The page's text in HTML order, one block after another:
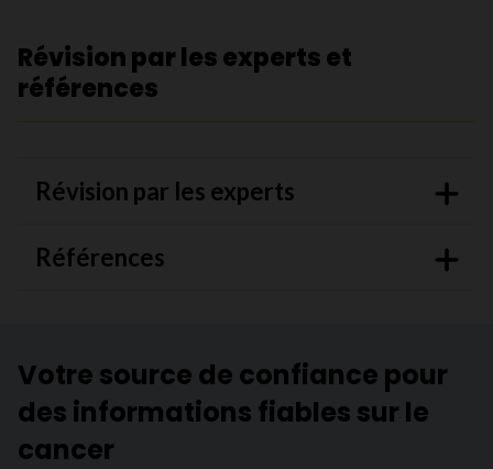
Révision par les experts et
références
Révision par les experts
Références
Votre source de confiance pour
des informations fiables sur le
cancer